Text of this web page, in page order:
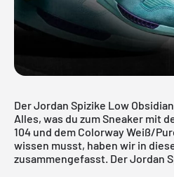
Der Jordan Spizike Low
Alles, was du zum Sneaker mit
104 und dem Colorway Weiß/
wissen musst, haben wir in
zusammengefasst. Der Jordan